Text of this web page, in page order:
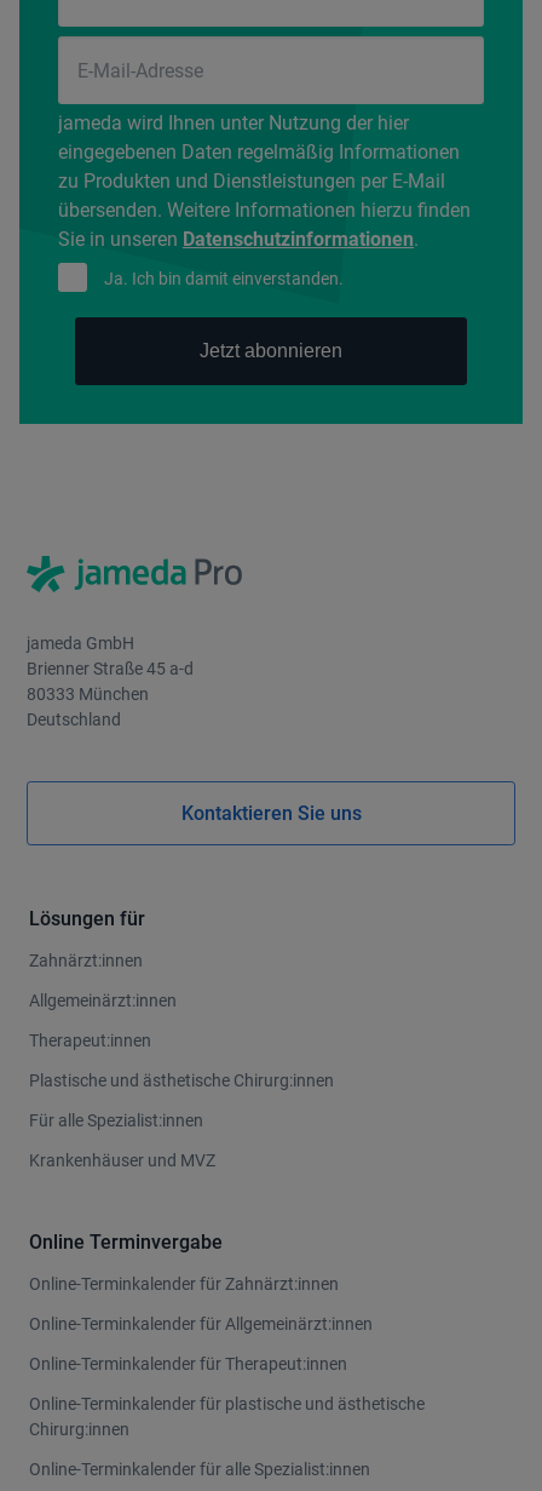
jameda wird Ihnen unter Nutzung der hier
eingegebenen Daten regelmäßig Informationen
zu Produkten und Dienstleistungen per E-Mail
übersenden. Weitere Informationen hierzu finden
Sie in unseren Datenschutzinformationen.
Ja. Ich bin damit einverstanden.
jameda GmbH
Brienner Straße 45 a-d
80333 München
Deutschland
Kontaktieren Sie uns
Lösungen für
Zahnärzt:innen
Allgemeinärzt:innen
Therapeut:innen
Plastische und ästhetische Chirurg:innen
Für alle Spezialist:innen
Krankenhäuser und MVZ
Online Terminvergabe
Online-Terminkalender für Zahnärzt:innen
Online-Terminkalender für Allgemeinärzt:innen
Online-Terminkalender für Therapeut:innen
Online-Terminkalender für plastische und ästhetische
Chirurg:innen
Online-Terminkalender für alle Spezialist:innen